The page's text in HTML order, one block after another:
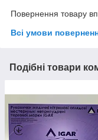
Повернення товару
Всі умови
Подібні товари